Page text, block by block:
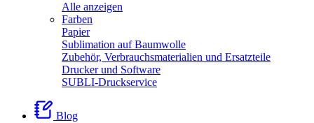
Alle anzeigen
Farben
Papier
Sublimation auf Baumwolle
Zubehör, Verbrauchsmaterialien und Ersatzteile
Drucker und Software
SUBLI-Druckservice
Blog